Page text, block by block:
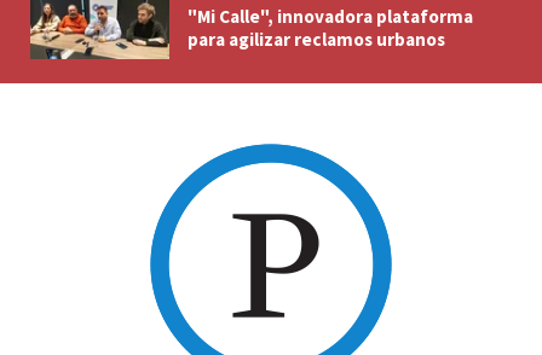
"Mi Calle", innovadora plataforma
para agilizar reclamos urbanos